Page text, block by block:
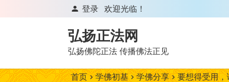
欢迎光临！
登录
弘扬正法网
弘扬佛陀正法 传播佛法正见
首页 学佛初基 学佛分享 要想得受用